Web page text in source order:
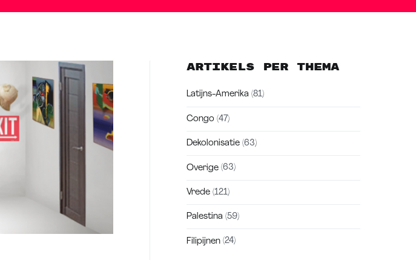
Artikels per thema
Latijns-Amerika (81)
Congo (47)
Dekolonisatie (63)
Overige (63)
Vrede (121)
Palestina (59)
Filipijnen (24)